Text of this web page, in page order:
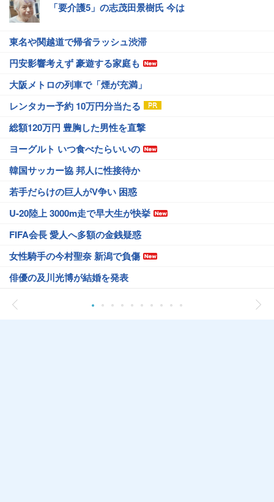
「要介護5」の志茂田景樹氏 今は
東名や関越道で帰省ラッシュ渋滞
円安影響考えず 豪遊する家庭も
大阪メトロの列車で「煙が充満」
レンタカー予約 10万円分当たる
総額120万円 豊胸した男性を直撃
ヨーグルト いつ食べたらいいの
韓国サッカー協 邦人に性接待か
若手だらけの巨人がV争い 困惑
U-20陸上 3000m走で早大生が快挙
FIFA会長 愛人へ多額の金銭疑惑
女性騎手の今村聖奈 新潟で負傷
俳優の及川光博が結婚を発表